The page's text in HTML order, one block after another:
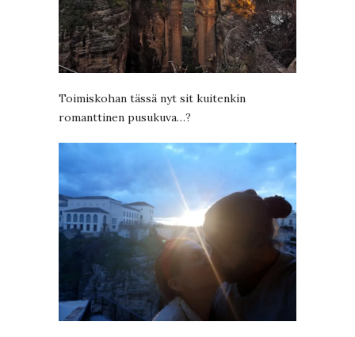
Toimiskohan tässä nyt sit kuitenkin
romanttinen pusukuva…?